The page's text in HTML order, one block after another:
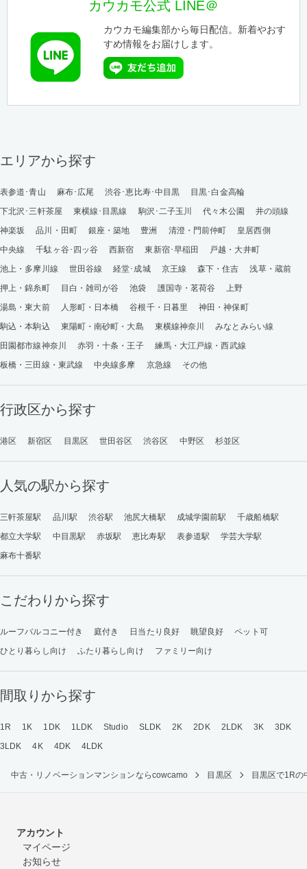
カウカモ公式 LINE＠
カウカモ編集部から毎日配信。新着やおす
すめ情報をお届けします。
エリアから探す
表参道･青山 麻布･広尾 渋谷･恵比寿･中目黒
目黒･白金高輪
下北沢･三軒茶屋
東横線･目黒線 駒沢･二子玉川 代々木公園
井の頭線
神楽坂
品川・田町 銀座・築地 豊洲 清澄・門前仲町
皇居西側
中央線
千駄ヶ谷･四ッ谷 西新宿 東新宿･早稲田
戸越・大井町
池上・多摩川線
世田谷線 経堂･成城 京王線 森下・住吉
浅草・蔵前
押上・錦糸町
目白・雑司が谷 池袋 護国寺・茗荷谷
上野
湯島・東大前
人形町・日本橋 谷根千・日暮里
神田・神保町
駒込・本駒込
東陽町・南砂町・大島 東横線神奈川
みなとみらい線
田園都市線神奈川
赤羽・十条・王子
練馬・大江戸線・西武線
板橋・三田線・東武線
中央線多摩 京急線 その他
行政区から探す
港区 新宿区 目黒区 世田谷区 渋谷区 中野区 杉並区
人気の駅から探す
三軒茶屋駅 品川駅 渋谷駅 池尻大橋駅 成城学園前駅
千歳船橋駅
都立大学駅
中目黒駅 赤坂駅 恵比寿駅 表参道駅
学芸大学駅
麻布十番駅
こだわりから探す
ルーフバルコニー付き 庭付き 日当たり良好 眺望良好
ペット可
ひとり暮らし向け
ふたり暮らし向け ファミリー向け
間取りから探す
1R 1K 1DK 1LDK Studio SLDK 2K 2DK 2LDK 3K
3DK
3LDK
4K 4DK 4LDK
中古・リノベーションマンションならcowcamo 目黒区 目黒区で1Rの
アカウント
マイページ
お知らせ